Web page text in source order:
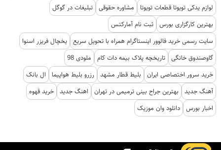
لوازم یدکی تویوتا قطعات تویوتا
مشاوره حقوقی تبلیغات در گوگل
بهترین کارگزاری بورس ثبت نام آمارکتس
سایت رسمی خرید فالوور اینستاگرام همراه با تحویل سریع یخچال فریزر اسنوا
گاوصندوق خانگی تاریخچه پلاک بیمه دات کام
ملودی 98
خرید سرور اختصاصی ایران
بلیط قطار مشهد رزرو بلیط هواپیما
ال بانک
آهنگ جدید
بهترین جراح بینی ترمیمی در تهران اهنگ جدید خرید قهوه
اخبار بورس دانلود وان موزیک